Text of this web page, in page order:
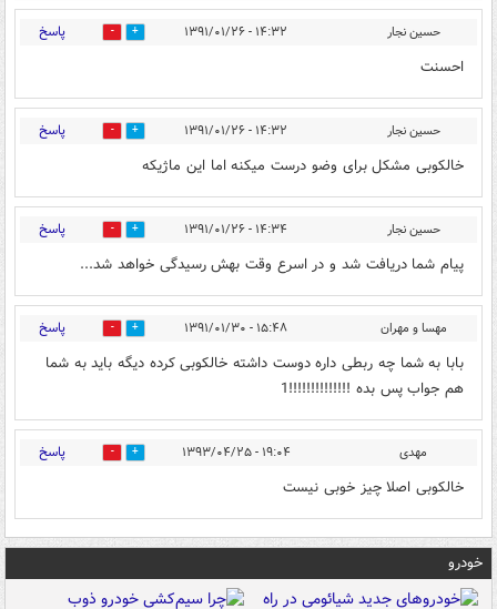
حسین نجار ۱۴:۳۲ - ۱۳۹۱/۰۱/۲۶ 0 پاسخ
احسنت
حسین نجار ۱۴:۳۲ - ۱۳۹۱/۰۱/۲۶ 0 پاسخ
خالکوبی مشکل برای وضو درست میکنه اما این ماژیکه
حسین نجار ۱۴:۳۴ - ۱۳۹۱/۰۱/۲۶ 0 پاسخ
پیام شما دریافت شد و در اسرع وقت بهش رسیدگی خواهد شد...
مهسا و مهران ۱۵:۴۸ - ۱۳۹۱/۰۱/۳۰ 0 پاسخ
بابا به شما چه ربطی داره دوست داشته خالکوبی کرده دیگه باید به شما
هم جواب پس بده !!!!!!!!!!!!!!1
مهدی ۱۹:۰۴ - ۱۳۹۳/۰۴/۲۵ 0 پاسخ
خالکوبی اصلا چیز خوبی نیست
خودرو